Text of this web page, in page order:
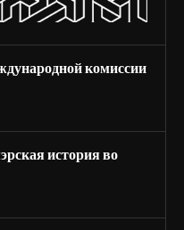
комиссии
история во